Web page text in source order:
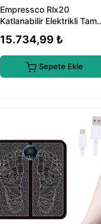
Empressco Rlx20
Katlanabilir Elektrikli Tam
15.734,99 ₺
Sepete Ekle